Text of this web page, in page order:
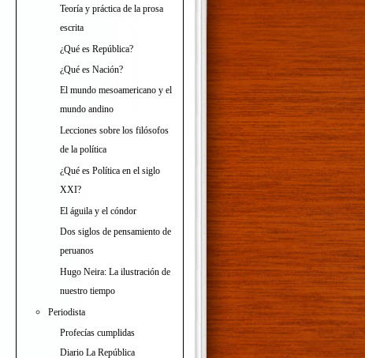
Teoría y práctica de la prosa
escrita
¿Qué es República?
¿Qué es Nación?
El mundo mesoamericano y el
mundo andino
Lecciones sobre los filósofos
de la política
¿Qué es Política en el siglo
XXI?
El águila y el cóndor
Dos siglos de pensamiento de
peruanos
Hugo Neira: La ilustración de
nuestro tiempo
Periodista
Profecías cumplidas
Diario La República